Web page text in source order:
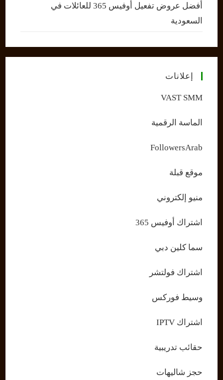
أفضل عروض تفعيل أوفيس 365 للعائلات في
السعودية
إعلانات
VAST SMM
الماسة الرقمية
FollowersArab
موقع قبلة
منيو إلكتروني
اشتراك أوفيس 365
سما كلين دبي
اشتراك فولتشر
وسيط فوركس
اشتراك IPTV
حقائب تدريبية
حجز شاليهات